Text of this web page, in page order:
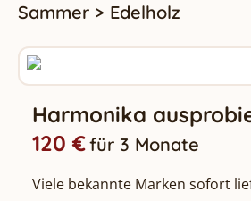
Sammer > Edelholz
Harmonika
120 €für 3 Monate
Viele bekannte Marken sofort